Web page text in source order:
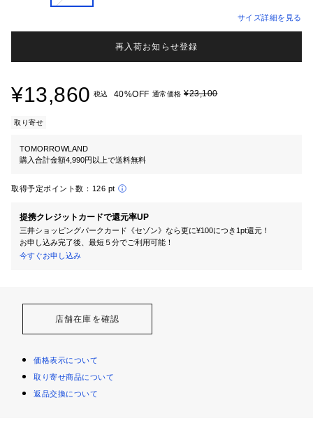
サイズ詳細を見る
再入荷お知らせ登録
¥13,860 税込 40%OFF 通常価格 ¥23,100
取り寄せ
TOMORROWLAND
購入合計金額4,990円以上で送料無料
取得予定ポイント数： 126 pt
提携クレジットカードで還元率UP
三井ショッピングパークカード《セゾン》なら更に¥100につき1pt還元！
お申し込み完了後、最短５分でご利用可能！
今すぐお申し込み
店舗在庫を確認
価格表示について
取り寄せ商品について
返品交換について